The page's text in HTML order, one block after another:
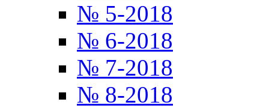
№ 5-2018
№ 6-2018
№ 7-2018
№ 8-2018